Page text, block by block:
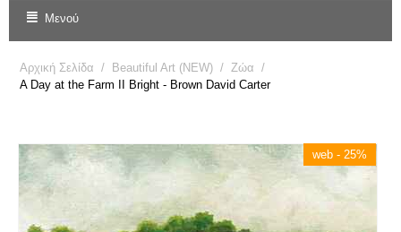
Μενού
Αρχική Σελίδα / Beautiful Art (NEW) / Ζώα /
A Day at the Farm II Bright - Brown David Carter
web - 25%